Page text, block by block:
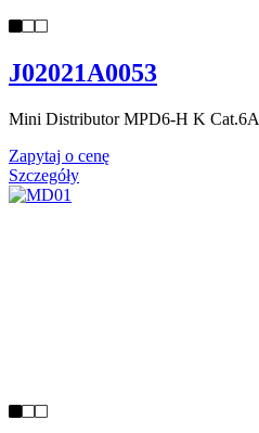
J02021A0053
Mini Distributor MPD6-H K Cat.6A
Zapytaj o cenę
Szczegóły